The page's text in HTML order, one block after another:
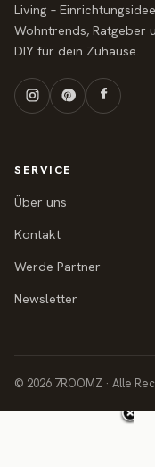
Living –
Wohntrends, Ratgeber
DIY für dein Zuhause.
SERVICE
Über uns
Kontakt
Werde Partner
Newsletter
© 2026 7ROOMZ · Alle